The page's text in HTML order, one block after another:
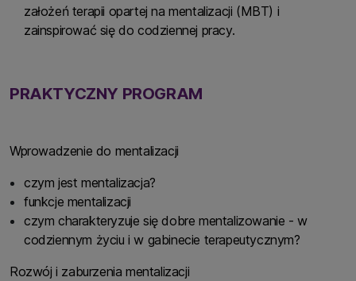
założeń terapii opartej na mentalizacji (MBT) i
zainspirować się do codziennej pracy.
PRAKTYCZNY PROGRAM
Wprowadzenie do mentalizacji
czym jest mentalizacja?
funkcje mentalizacji
czym charakteryzuje się dobre mentalizowanie - w
codziennym życiu i w gabinecie terapeutycznym?
Rozwój i zaburzenia mentalizacji